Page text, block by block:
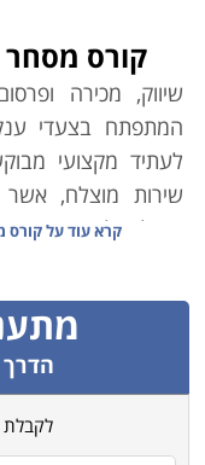
קורס מסחר
שיווק, מכירה
המתפתח בצעדי
לעתיד מקצועי
שירות מוצלח, אשר
תועלת ולמוכר
חיונית זו, אין
ההיסטוריה יכולה
עסקיים ותהליכים
את זמנם", או
שבידם לכדי
קרא עוד עלקורס
לקבלת